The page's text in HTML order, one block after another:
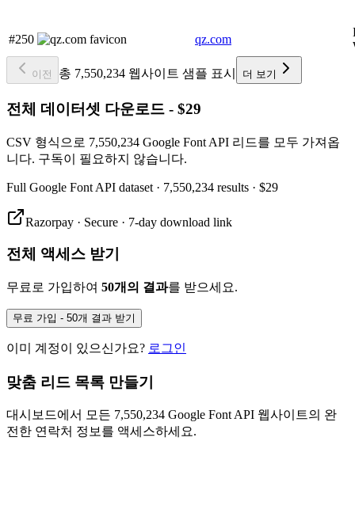
#250 qz.com
이전 총 7,550,234 웹사이트 샘플 표시 더 보기
전체 데이터셋 다운로드 - $29
CSV 형식으로 7,550,234 Google Font API 리드를 모두 가져옵
니다. 구독이 필요하지 않습니다.
Full Google Font API dataset · 7,550,234 results · $29
Razorpay · Secure · 7-day download link
전체 액세스 받기
무료로 가입하여 50개의 결과를 받으세요.
무료 가입 - 50개 결과 받기
이미 계정이 있으신가요? 로그인
맞춤 리드 목록 만들기
대시보드에서 모든 7,550,234 Google Font API 웹사이트의 완
전한 연락처 정보를 액세스하세요.